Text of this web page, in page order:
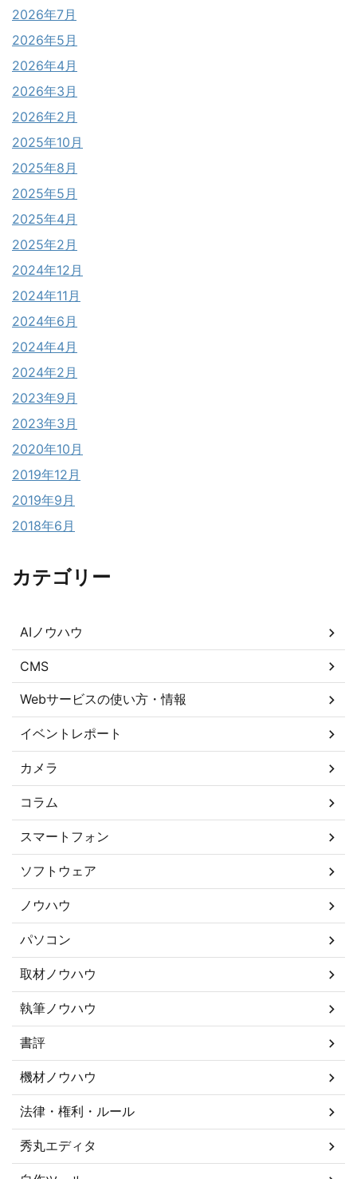
2026年7月
2026年5月
2026年4月
2026年3月
2026年2月
2025年10月
2025年8月
2025年5月
2025年4月
2025年2月
2024年12月
2024年11月
2024年6月
2024年4月
2024年2月
2023年9月
2023年3月
2020年10月
2019年12月
2019年9月
2018年6月
カテゴリー
AIノウハウ
CMS
Webサービスの使い方・情報
イベントレポート
カメラ
コラム
スマートフォン
ソフトウェア
ノウハウ
パソコン
取材ノウハウ
執筆ノウハウ
書評
機材ノウハウ
法律・権利・ルール
秀丸エディタ